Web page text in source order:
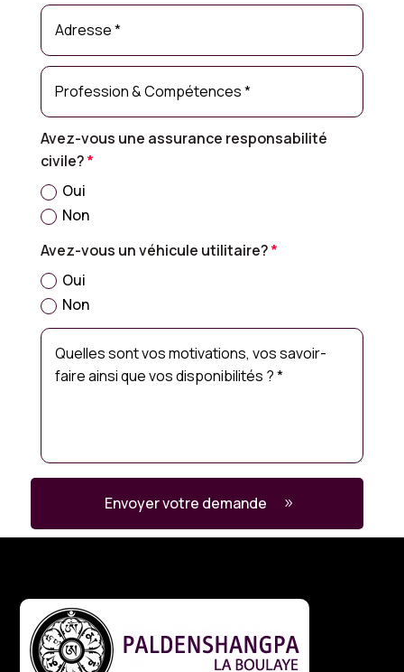
Avez-vous une assurance responsabilité
civile?
Oui
Non
Avez-vous un véhicule utilitaire?
Oui
Non
Envoyer votre demande